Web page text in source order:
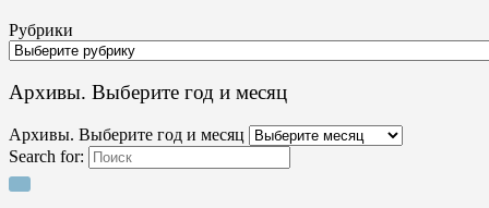
Рубрики
Архивы. Выберите год и месяц
Архивы. Выберите год и месяц
Search for: